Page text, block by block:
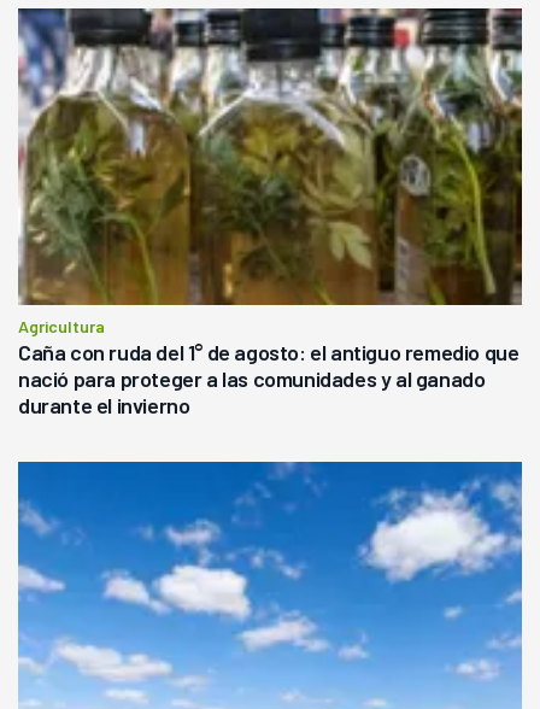
Agricultura
Caña con ruda del 1° de agosto: el antiguo remedio que
nació para proteger a las comunidades y al ganado
durante el invierno